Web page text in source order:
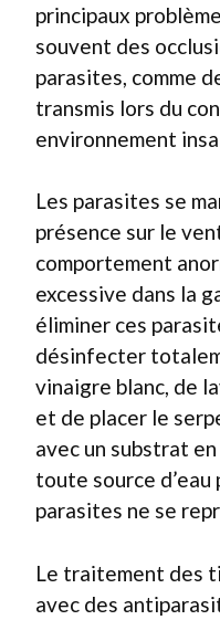
principaux
souvent des
parasites, comme
transmis lors du
environnement
Les parasites se
présence sur le
comportement
excessive dans la
éliminer ces
désinfecter
vinaigre blanc, de
et de placer le
avec un substrat
toute source d’eau
parasites ne se
Le traitement des
avec des